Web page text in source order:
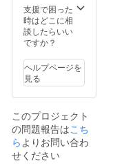
できま
せ
ん。」
「※支援
ず備考
欄に御
社名を
ご記入
い。」
支援で困った
時はどこに相
談したらいい
ですか？
ヘルプページを
見る
このプロジェクト
の問題報告はこち
らよりお問い合わ
せください